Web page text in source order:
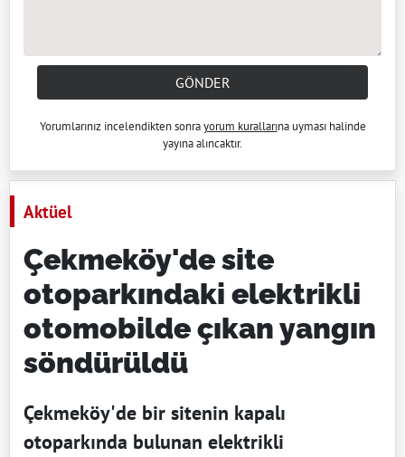
GÖNDER
Yorumlarınız incelendikten sonrayorum kurallarına uyması halinde
yayına alıncaktır.
Aktüel
Çekmeköy'de site
otoparkındaki elektrikli
otomobilde çıkan yangın
söndürüldü
Çekmeköy'de bir sitenin kapalı
otoparkında bulunan elektrikli